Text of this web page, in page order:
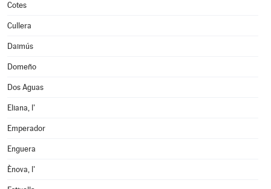
Cotes
Cullera
Daimús
Domeño
Dos Aguas
Eliana, l'
Emperador
Enguera
Ènova, l'